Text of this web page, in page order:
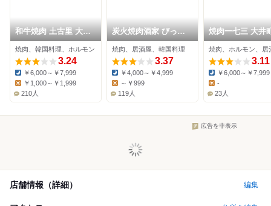
和牛焼肉 土古里 大井
町店
焼肉、韓国料理、ホルモン
3.24
Dinner:
￥6,000～￥7,999
￥1,000～￥1,999
210人
炭火焼肉酒家 びっく
りや 大井町店
焼肉、居酒屋、韓国料理
3.37
Dinner:
￥4,000～￥4,999
～￥999
119人
焼肉一七三 大井
焼肉、ホルモン、居
3.11
Dinner:
￥6,000～￥7,999
Lunch:
-
23人
広告を非表示
店舗情報（詳細） 編集